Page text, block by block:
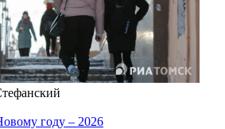
году – 2026